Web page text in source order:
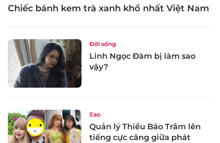
Chiếc bánh kem trà xanh khổ nhất Việt Nam
Đời sống
Linh Ngọc Đàm bị làm sao
vậy?
Sao
Quản lý Thiều Bảo Trâm lên
tiếng cực căng giữa phát